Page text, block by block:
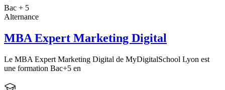
Bac + 5
Alternance
MBA Expert Marketing Digital
Le MBA Expert Marketing Digital de MyDigitalSchool Lyon est
une formation Bac+5 en